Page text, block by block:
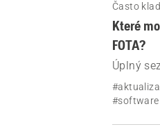
Často
Které
FOTA?
Úplný
#software